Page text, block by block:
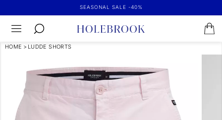
SEASONAL SALE -40%
HOME > LUDDE SHORTS